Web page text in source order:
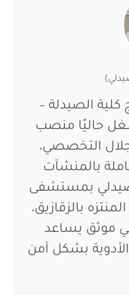
الصيدلة –
(2020). يشغل حاليًا منصب
التخصصي،
بالمنشآت
بمستشفى
بالزقازيق،
موثق يساعد
بشكل آمن